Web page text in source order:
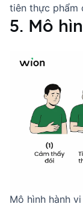
tiên thực phẩm
5. Mô
Mô hình hành